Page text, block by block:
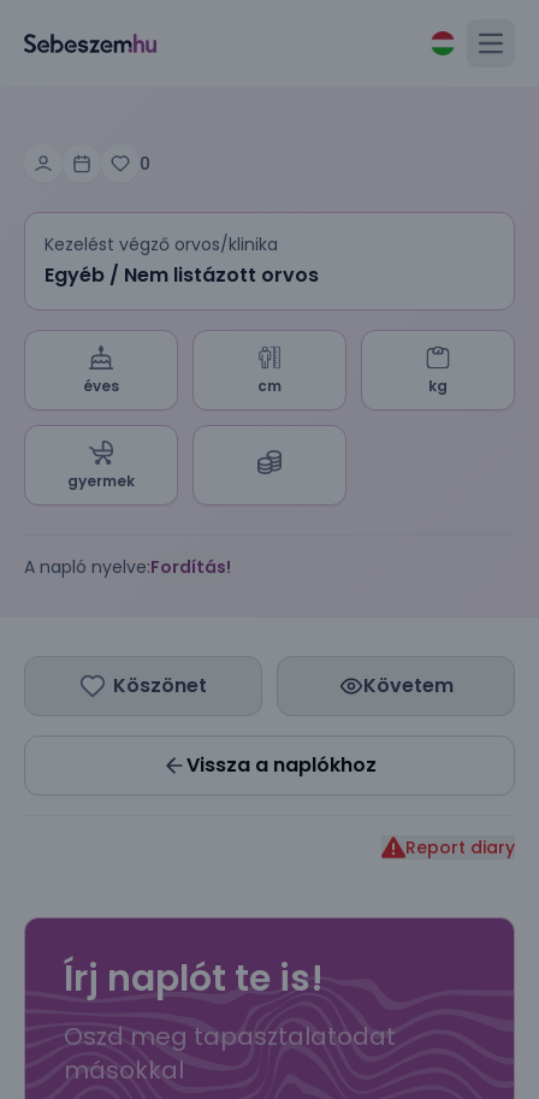
0
Kezelést végző orvos/klinika
Egyéb / Nem listázott orvos
éves cm kg
gyermek
A napló nyelve:Fordítás!
Köszönet Követem
Vissza a naplókhoz
Report diary
Írj naplót te is!
Oszd meg tapasztalatodat
másokkal